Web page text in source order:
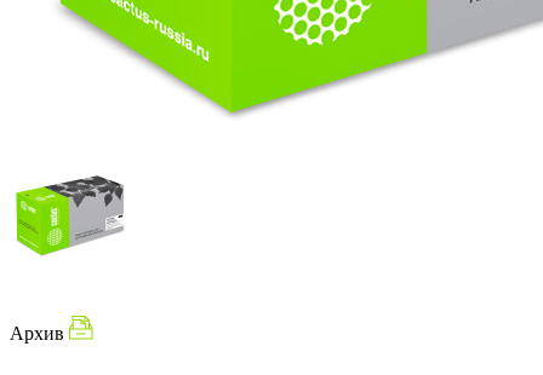
Архив